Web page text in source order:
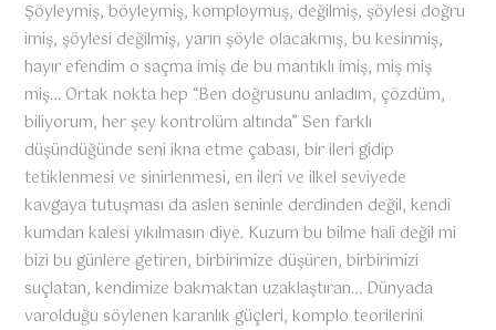
Şöyleymiş, böyleymiş, komploymuş, değilmiş, şöylesi doğru
imiş, şöylesi değilmiş, yarın şöyle olacakmış, bu kesinmiş,
hayır efendim o saçma imiş de bu mantıklı imiş, miş miş
miş… Ortak nokta hep “Ben doğrusunu anladım, çözdüm,
biliyorum, her şey kontrolüm altında” Sen farklı
düşündüğünde seni ikna etme çabası, bir ileri gidip
tetiklenmesi ve sinirlenmesi, en ileri ve ilkel seviyede
kavgaya tutuşması da aslen seninle derdinden değil, kendi
kumdan kalesi yıkılmasın diye. Kuzum bu bilme hali değil mi
bizi bu günlere getiren, birbirimize düşüren, birbirimizi
suçlatan, kendimize bakmaktan uzaklaştıran… Dünyada
varolduğu söylenen karanlık güçleri, komplo teorilerini